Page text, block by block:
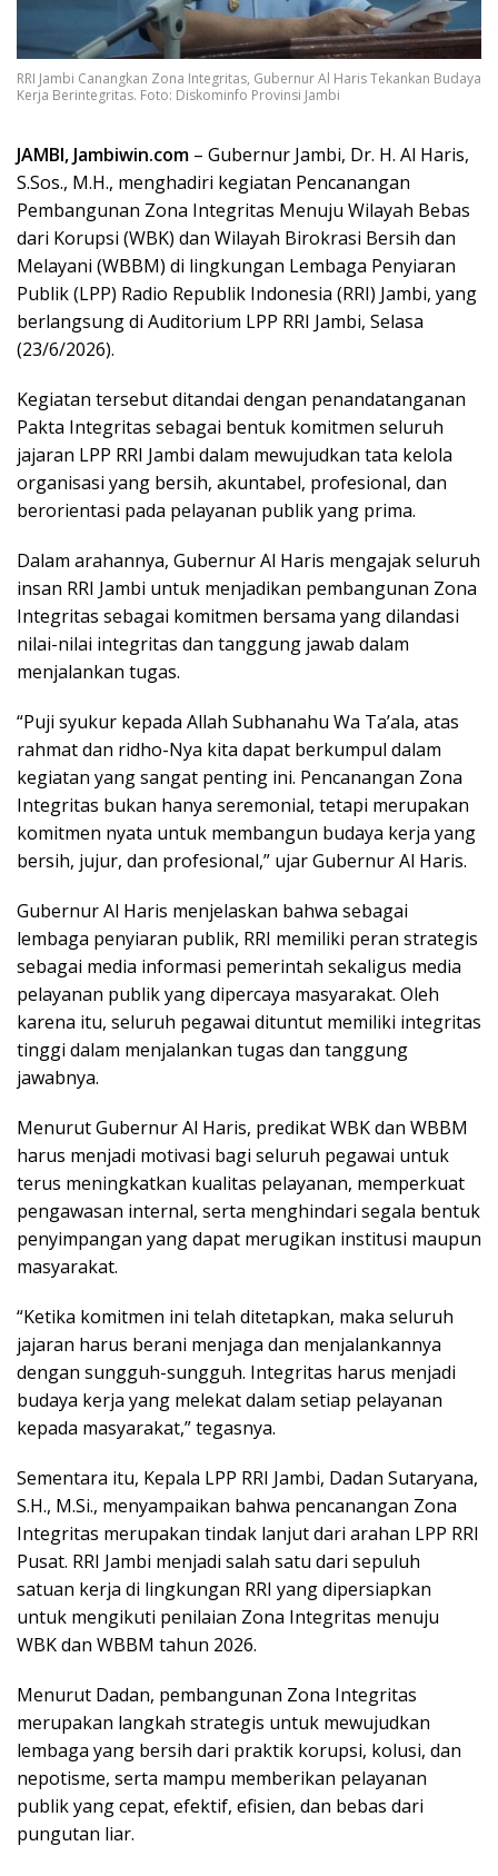
RRI Jambi Canangkan Zona Integritas, Gubernur Al Haris Tekankan Budaya
Kerja Berintegritas. Foto: Diskominfo Provinsi Jambi
JAMBI, Jambiwin.com – Gubernur Jambi, Dr. H. Al Haris,
S.Sos., M.H., menghadiri kegiatan Pencanangan
Pembangunan Zona Integritas Menuju Wilayah Bebas
dari Korupsi (WBK) dan Wilayah Birokrasi Bersih dan
Melayani (WBBM) di lingkungan Lembaga Penyiaran
Publik (LPP) Radio Republik Indonesia (RRI) Jambi, yang
berlangsung di Auditorium LPP RRI Jambi, Selasa
(23/6/2026).
Kegiatan tersebut ditandai dengan penandatanganan
Pakta Integritas sebagai bentuk komitmen seluruh
jajaran LPP RRI Jambi dalam mewujudkan tata kelola
organisasi yang bersih, akuntabel, profesional, dan
berorientasi pada pelayanan publik yang prima.
Dalam arahannya, Gubernur Al Haris mengajak seluruh
insan RRI Jambi untuk menjadikan pembangunan Zona
Integritas sebagai komitmen bersama yang dilandasi
nilai-nilai integritas dan tanggung jawab dalam
menjalankan tugas.
“Puji syukur kepada Allah Subhanahu Wa Ta’ala, atas
rahmat dan ridho-Nya kita dapat berkumpul dalam
kegiatan yang sangat penting ini. Pencanangan Zona
Integritas bukan hanya seremonial, tetapi merupakan
komitmen nyata untuk membangun budaya kerja yang
bersih, jujur, dan profesional,” ujar Gubernur Al Haris.
Gubernur Al Haris menjelaskan bahwa sebagai
lembaga penyiaran publik, RRI memiliki peran strategis
sebagai media informasi pemerintah sekaligus media
pelayanan publik yang dipercaya masyarakat. Oleh
karena itu, seluruh pegawai dituntut memiliki integritas
tinggi dalam menjalankan tugas dan tanggung
jawabnya.
Menurut Gubernur Al Haris, predikat WBK dan WBBM
harus menjadi motivasi bagi seluruh pegawai untuk
terus meningkatkan kualitas pelayanan, memperkuat
pengawasan internal, serta menghindari segala bentuk
penyimpangan yang dapat merugikan institusi maupun
masyarakat.
“Ketika komitmen ini telah ditetapkan, maka seluruh
jajaran harus berani menjaga dan menjalankannya
dengan sungguh-sungguh. Integritas harus menjadi
budaya kerja yang melekat dalam setiap pelayanan
kepada masyarakat,” tegasnya.
Sementara itu, Kepala LPP RRI Jambi, Dadan Sutaryana,
S.H., M.Si., menyampaikan bahwa pencanangan Zona
Integritas merupakan tindak lanjut dari arahan LPP RRI
Pusat. RRI Jambi menjadi salah satu dari sepuluh
satuan kerja di lingkungan RRI yang dipersiapkan
untuk mengikuti penilaian Zona Integritas menuju
WBK dan WBBM tahun 2026.
Menurut Dadan, pembangunan Zona Integritas
merupakan langkah strategis untuk mewujudkan
lembaga yang bersih dari praktik korupsi, kolusi, dan
nepotisme, serta mampu memberikan pelayanan
publik yang cepat, efektif, efisien, dan bebas dari
pungutan liar.